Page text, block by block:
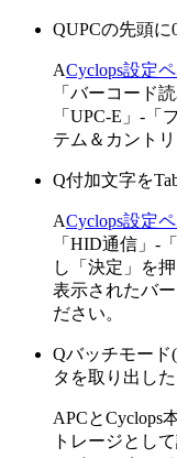
QUPCの先頭に
ACyclops設定
「バーコード
「UPC-E」-「
テム＆カント
Q付加文字を
ACyclops設定
「HID通信」-
し「決定」を
表示されたバ
ださい。
Qバッチモード
タを取り出し
APCとCyclops
トレージとし